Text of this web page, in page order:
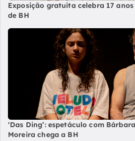
Exposição gratuita celebra 17 anos
de BH
‘Das Ding’: espetáculo com
Moreira chega a BH